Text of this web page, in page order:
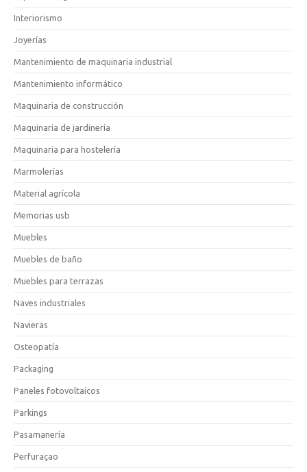
Interiorismo
Joyerías
Mantenimiento de maquinaria industrial
Mantenimiento informático
Maquinaria de construcción
Maquinaria de jardinería
Maquinaria para hostelería
Marmolerías
Material agrícola
Memorias usb
Muebles
Muebles de baño
Muebles para terrazas
Naves industriales
Navieras
Osteopatía
Packaging
Paneles fotovoltaicos
Parkings
Pasamanería
Perfuraçao